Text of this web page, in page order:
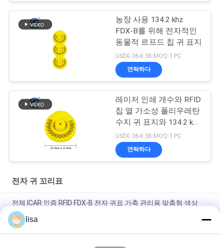
농장 사용 134.2 khz
FDX-B를 위해 전자적인
동물적 르프드 칩 귀 표지
USD0.36-0.58 MOQ:1 PC
연락하다
레이저 인쇄 개수와 RFID
칩 열 가소성 폴리우레탄
수지 귀 표지와 134.2 khz
FDX-B 캐틀 택
USD0.36-0.58 MOQ:1 PC
연락하다
전자 귀 꼬리표
전체 ICAR 인증 RFID FDX-B 전자 귀표 가축 관리용 맞춤형 색상
134.2 KHz 동물 식별 태그 (소, 양, 염소, 돼지용)
가축용 방수 전자 귀 태그 및 동물 관리용 장기 사용
lisa